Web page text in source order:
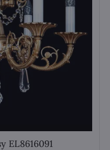
EL8616091